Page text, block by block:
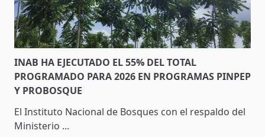
INAB HA EJECUTADO EL 55% DEL TOTAL
PROGRAMADO PARA 2026 EN PROGRAMAS PINPEP
Y PROBOSQUE
El Instituto Nacional de Bosques con el respaldo del
Ministerio ...